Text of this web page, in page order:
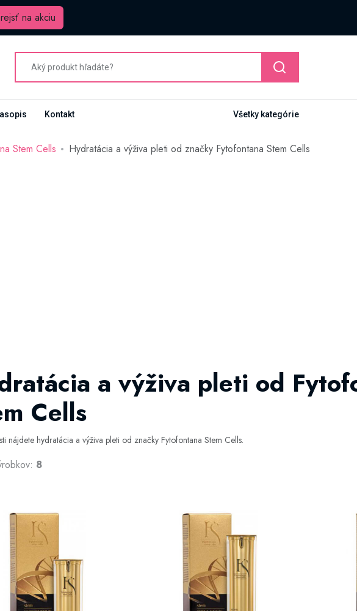
na akciu
Kontakt Všetky kategórie
Stem Cells Hydratácia a výživa pleti od značky Fytofontana Stem Cells
a výživa pleti od
Cells
nájdete hydratácia a výživa pleti od značky Fytofontana Stem Cells.
8